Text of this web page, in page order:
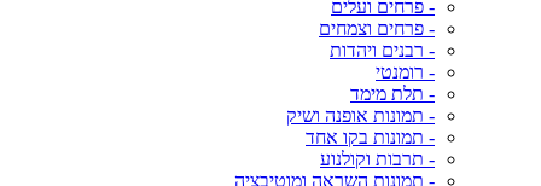
- פרחים ועלים
- פרחים וצמחים
- רבנים ויהדות
- רומנטי
- תלת מימד
- תמונות אופנה ושיק
- תמונות בקו אחד
- תרבות וקולנוע
- תמונות השראה ומוטיבציה